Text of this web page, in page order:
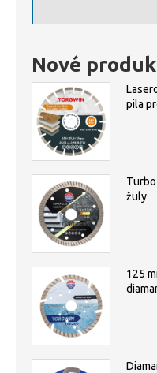
Nové
pila
žuly
125